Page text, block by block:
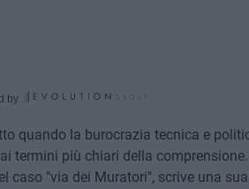
by
quando la burocrazia tecnica e
termini più chiari della
caso "via dei Muratori", scrive una